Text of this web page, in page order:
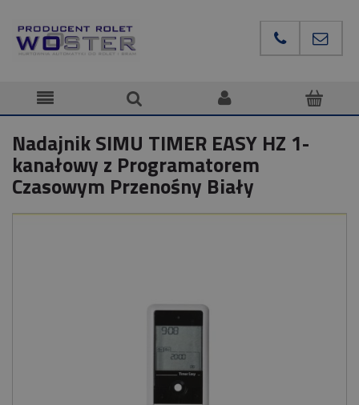
Nadajnik SIMU TIMER EASY HZ 1-
kanałowy z Programatorem
Czasowym Przenośny Biały